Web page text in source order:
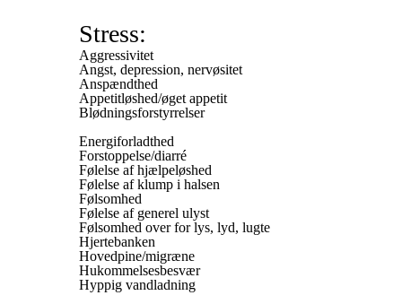
Stress:
Aggressivitet
Angst, depression, nervøsitet
Anspændthed
Appetitløshed/øget appetit
Blødningsforstyrrelser
Energiforladthed
Forstoppelse/diarré
Følelse af hjælpeløshed
Følelse af klump i halsen
Følsomhed
Følelse af generel ulyst
Følsomhed over for lys, lyd, lugte
Hjertebanken
Hovedpine/migræne
Hukommelsesbesvær
Hyppig vandladning